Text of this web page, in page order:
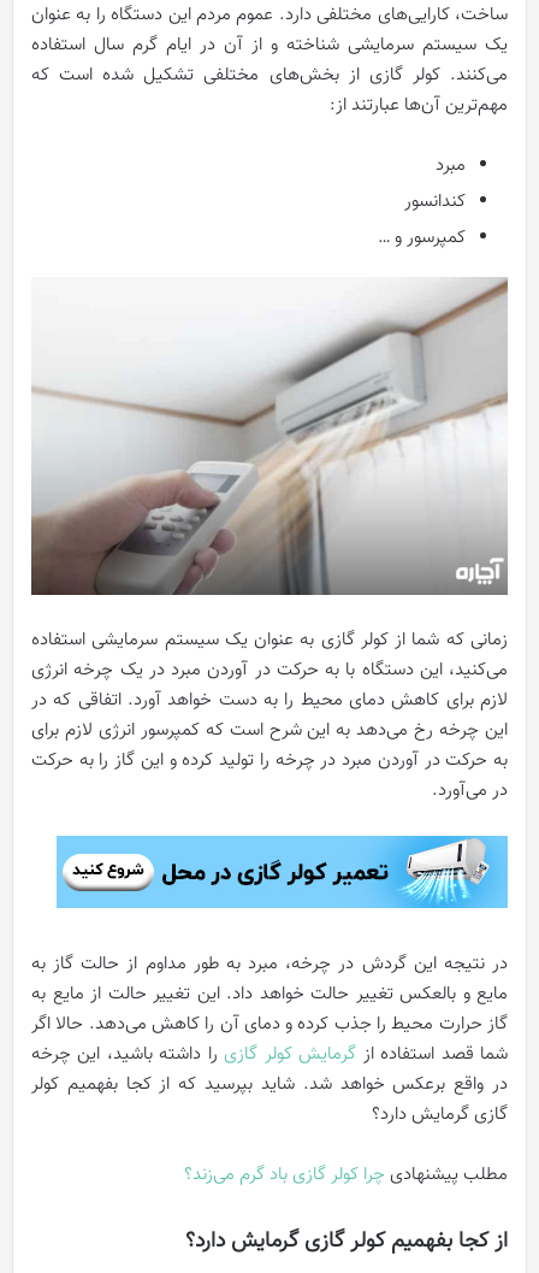
ساخت، کارایی‌های مختلفی دارد. عموم مردم این دستگاه را به عنوان
یک سیستم سرمایشی شناخته و از آن در ایام گرم سال استفاده
می‌کنند. کولر گازی از بخش‌های مختلفی تشکیل شده است که
مهم‌ترین آن‌ها عبارتند از:
مبرد
کندانسور
کمپرسور و …
زمانی که شما از کولر گازی به عنوان یک سیستم سرمایشی استفاده
می‌کنید، این دستگاه با به حرکت در آوردن مبرد در یک چرخه انرژی
لازم برای کاهش دمای محیط را به دست خواهد آورد. اتفاقی که در
این چرخه رخ می‌دهد به این شرح است که کمپرسور انرژی لازم برای
به حرکت در آوردن مبرد در چرخه را تولید کرده و این گاز را به حرکت
در می‌آورد.
در نتیجه این گردش در چرخه، مبرد به طور مداوم از حالت گاز به
مایع و بالعکس تغییر حالت خواهد داد. این تغییر حالت از مایع به
گاز حرارت محیط را جذب کرده و دمای آن را کاهش می‌دهد. حالا اگر
شما قصد استفاده از گرمایش کولر گازیرا داشته باشید، این چرخه
در واقع برعکس خواهد شد. شاید بپرسید که از کجا بفهمیم کولر
گازی گرمایش دارد؟
مطلب پیشنهادی چرا کولر گازی باد گرم می‌زند؟
از کجا بفهمیم کولر گازی گرمایش دارد؟